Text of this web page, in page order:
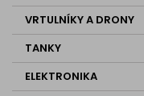
VRTULNÍKY A DRONY
TANKY
ELEKTRONIKA